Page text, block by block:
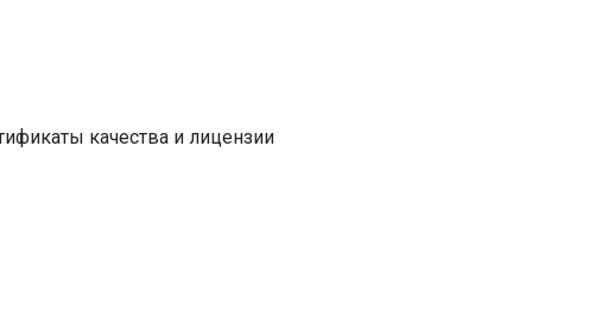
качества и лицензии